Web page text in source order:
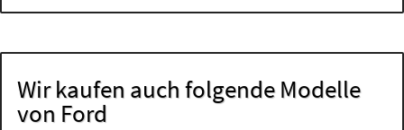
Wir kaufen auch folgende Modelle
von Ford